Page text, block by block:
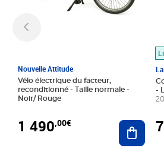
Nouvelle Attitude
Vélo électrique du facteur,
reconditionné - Taille normale -
Noir/ Rouge
1 490,00€
-
7